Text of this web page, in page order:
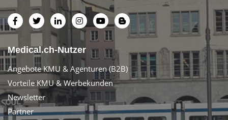
Medical.ch-Nutzer
Angebote KMU & Agenturen (B2B)
Vorteile KMU & Werbekunden
Newsletter
Partner